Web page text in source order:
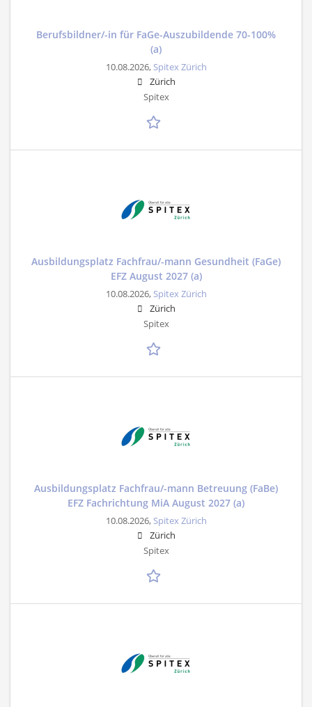
Berufsbildner/-in für FaGe-Auszubildende 70-100%
(a)
10.08.2026, Spitex Zürich
Zürich
Spitex
Ausbildungsplatz Fachfrau/-mann Gesundheit (FaGe)
EFZ August 2027 (a)
10.08.2026, Spitex Zürich
Zürich
Spitex
Ausbildungsplatz Fachfrau/-mann Betreuung (FaBe)
EFZ Fachrichtung MiA August 2027 (a)
10.08.2026, Spitex Zürich
Zürich
Spitex